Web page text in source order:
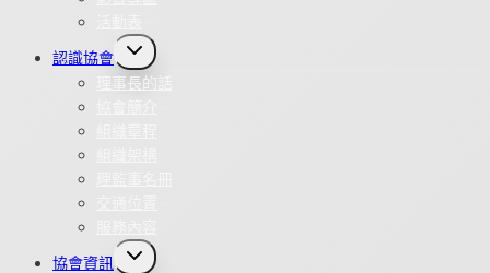
認識協會
Toggle
child
menu
理事長的話
協會資訊
Toggle
child